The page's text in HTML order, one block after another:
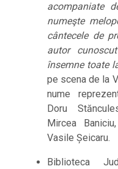
acompaniate
numeşte
cântecele de
autor
însemne toate
pe scena de la
nume
Doru
Mircea
Vasile Șeicaru.
Biblioteca